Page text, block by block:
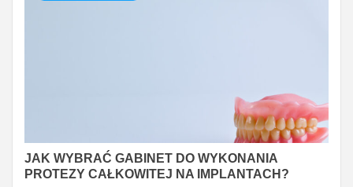
JAK WYBRAĆ GABINET DO WYKONANIA
PROTEZY CAŁKOWITEJ NA IMPLANTACH?